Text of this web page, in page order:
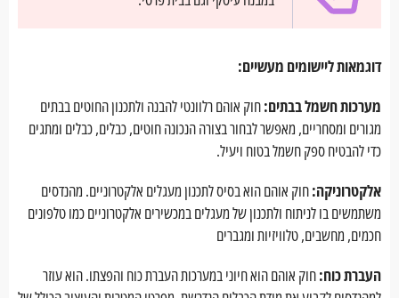
דוגמאות ליישומים מעשיים:
מערכות חשמל בבתים:חוק אוהם רלוונטי להבנה ולתכנון החוטים בבתים
מגורים ומסחריים, מאפשר לבחור בצורה הנכונה חוטים, כבלים, כבלים ומתגים
כדי להבטיח ספק חשמל בטוח ויעיל.
אלקטרוניקה:חוק אוהם הוא בסיס לתכנון מעגלים אלקטרוניים. מהנדסים
משתמשים בו לניתוח ולתכנון של מעגלים במכשירים אלקטרוניים כמו טלפונים
חכמים, מחשבים, טלוויזיות ומגברים
העברת כוח:חוק אוהם הוא חיוני במערכות העברת כוח והפצתו. הוא עוזר